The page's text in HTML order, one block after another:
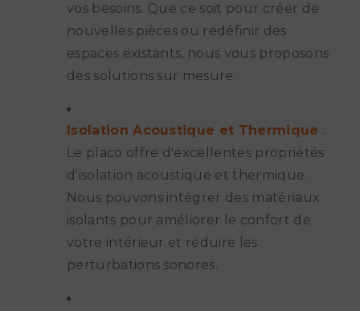
vos besoins. Que ce soit pour créer de
nouvelles pièces ou redéfinir des
espaces existants, nous vous proposons
des solutions sur mesure.
Isolation Acoustique et Thermique :
Le placo offre d'excellentes propriétés
d'isolation acoustique et thermique.
Nous pouvons intégrer des matériaux
isolants pour améliorer le confort de
votre intérieur et réduire les
perturbations sonores.